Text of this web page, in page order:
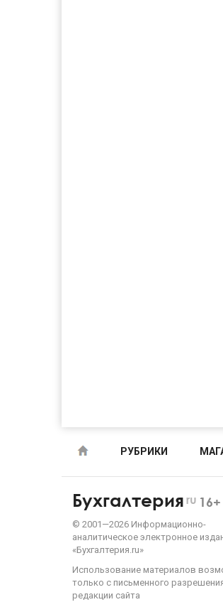
РУБРИКИ
Бухгалтерия ru 16+
© 2001—2026 Информационно-
аналитическое электронное
«Бухгалтерия.ru»
Использование материалов
только с письменного
редакции сайта